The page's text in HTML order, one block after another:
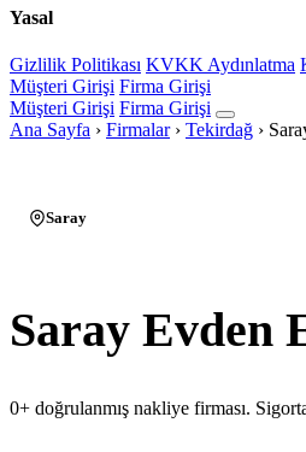
Yasal
Gizlilik Politikası KVKK Aydınlatma
Müşteri Girişi Firma Girişi
Müşteri Girişi Firma Girişi
Ana Sayfa › Firmalar › Tekirdağ ›
Saray
Saray Evden
0+ doğrulanmış nakliye firması.